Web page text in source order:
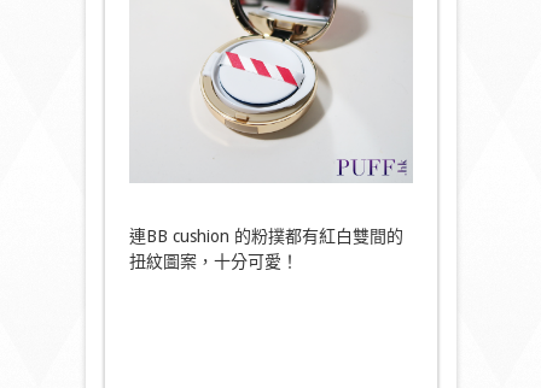
連BB cushion 的粉撲都有紅白雙間的
扭紋圖案，十分可愛！